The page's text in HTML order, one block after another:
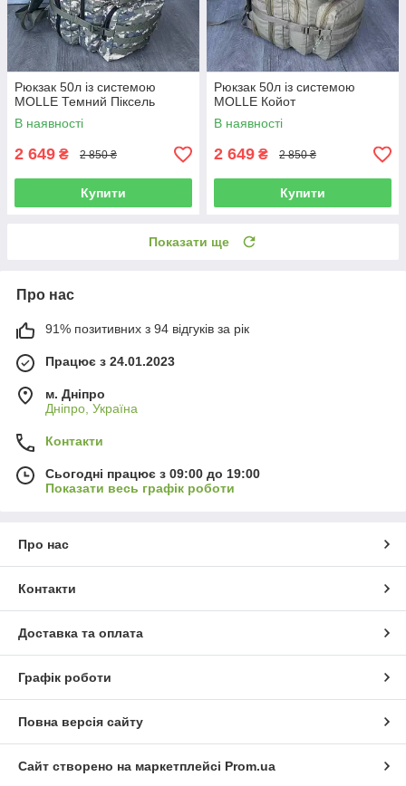
Рюкзак 50л із системою
MOLLE Темний Піксель
В наявності
2 649 ₴ 2 850 ₴
Купити
Рюкзак 50л із системою
MOLLE Койот
В наявності
2 649 ₴ 2 850 ₴
Купити
Показати ще
Про нас
91% позитивних з 94 відгуків за рік
Працює з 24.01.2023
м. Дніпро
Дніпро, Україна
Контакти
Сьогодні працює з 09:00 до 19:00
Показати весь графік роботи
Про нас
Контакти
Доставка та оплата
Графік роботи
Повна версія сайту
Сайт створено на маркетплейсі Prom.ua